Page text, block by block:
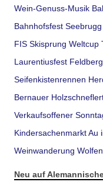
Wein-Genuss-Musik
Bahnhofsfest
FIS Skisprung Weltcup
Laurentiusfest
Seifenkistenrennen
Bernauer
Verkaufsoffener
Kindersachenmarkt Au
Weinwanderung
Neu auf